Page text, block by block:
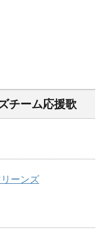
チーム応援歌
ーンズ